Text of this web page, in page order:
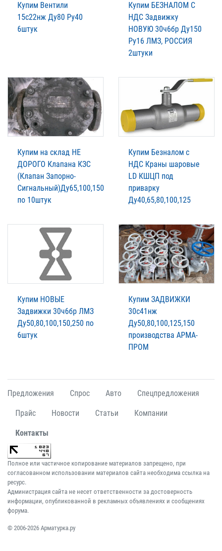
Купим Вентили
15с22нж Ду80 Ру40
6штук
Купим БЕЗНАЛОМ С
НДС Задвижку
НОВУЮ 30ч6бр Ду150
Ру16 ЛМЗ, РОССИЯ
2штуки
Купим на склад НЕ
ДОРОГО Клапана КЗС
(Клапан Запорно-
Сигнальный)Ду65,100,150
по 10штук
Купим Безналом с
НДС Краны шаровые
LD КШЦП под
приварку
Ду40,65,80,100,125
Купим НОВЫЕ
Задвижки 30ч6бр ЛМЗ
Ду50,80,100,150,250 по
6штук
Купим ЗАДВИЖКИ
30с41нж
Ду50,80,100,125,150
производства АРМА-
ПРОМ
Предложения Спрос Авто Спецпредложения
Прайс Новости Статьи Компании
Контакты
Полное или частичное копирование материалов запрещено, при
согласованном использовании материалов сайта необходима ссылка на
ресурс.
Администрация сайта не несет ответственности за достоверность
информации, опубликованной в рекламных объявлениях и сообщениях
форума.
© 2006-2026 Арматурка.ру